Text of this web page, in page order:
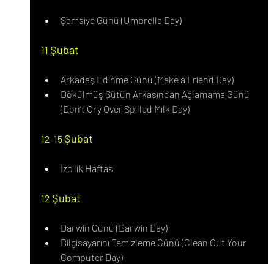
Şemsiye Günü (Umbrella Day)
11 Şubat
Arkadaş Edinme Günü (Make a Friend Day)
Dökülmüş Sütün Arkasından Ağlamama Günü
(Don’t Cry Over Spilled Milk Day)
12-15 Şubat
İzcilik Haftası
12 Şubat
Darwin Günü (Darwin Day)
Bilgisayarını Temizleme Günü (Clean Out Your
Computer Day)